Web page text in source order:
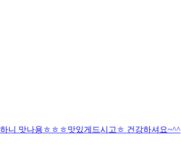
니 맛나용ㅎㅎㅎ맛있게드시고ㅎ 건강하셔요~^^